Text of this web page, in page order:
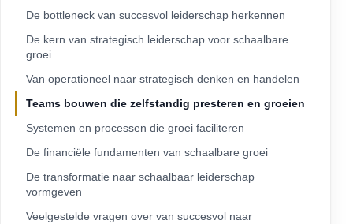
De bottleneck van succesvol leiderschap herkennen
De kern van strategisch leiderschap voor schaalbare
groei
Van operationeel naar strategisch denken en handelen
Teams bouwen die zelfstandig presteren en groeien
Systemen en processen die groei faciliteren
De financiële fundamenten van schaalbare groei
De transformatie naar schaalbaar leiderschap
vormgeven
Veelgestelde vragen over van succesvol naar